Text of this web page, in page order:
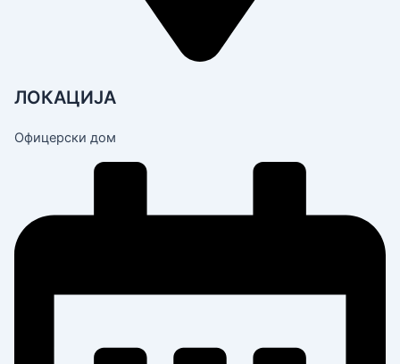
ЛОКАЦИЈА
Офицерски дом